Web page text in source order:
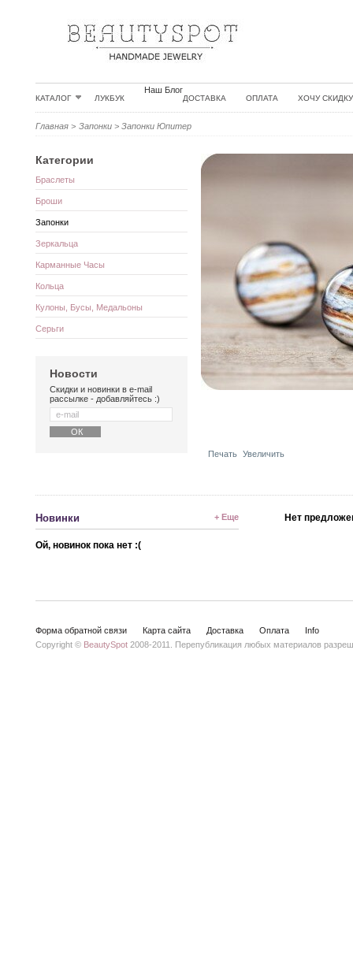
КАТАЛОГ ЛУКБУК
Наш Блог
ДОСТАВКА ОПЛАТА ХОЧУ СКИДКУ
Главная > Запонки > Запонки Юпитер
Печать Увеличить
Категории
Браслеты
Броши
Запонки
Зеркальца
Карманные Часы
Кольца
Кулоны, Бусы, Медальоны
Серьги
Новости
Скидки и новинки в e-mail
рассылке - добавляйтесь :)
Новинки + Еще
Ой, новинок пока нет :(
Нет
Форма обратной связи Карта сайта Доставка Оплата
Info
Copyright © BeautySpot 2008-2011. Перепубликация любых материалов